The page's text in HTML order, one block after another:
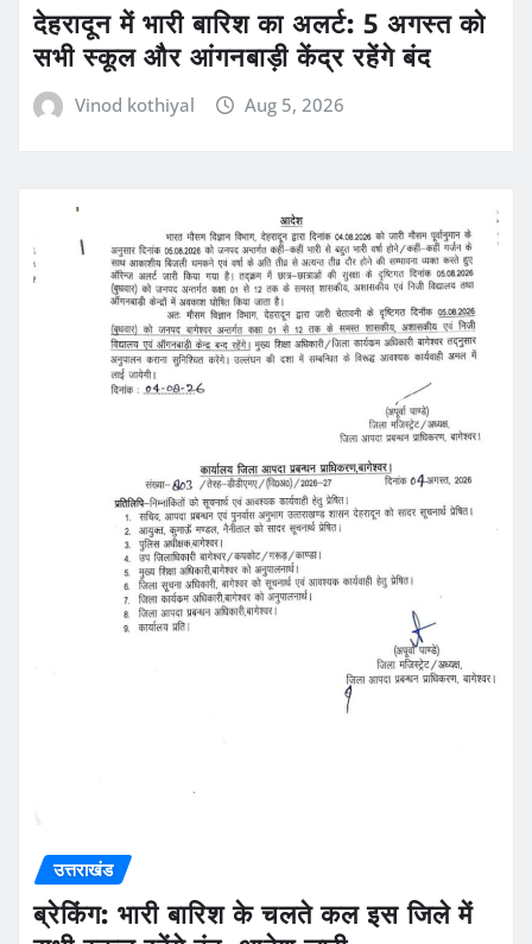
देहरादून में भारी बारिश का अलर्ट: 5 अगस्त को
सभी स्कूल और आंगनबाड़ी केंद्र रहेंगे बंद
Vinod kothiyal Aug 5, 2026
उत्तराखंड
ब्रेकिंग: भारी बारिश के चलते कल इस जिले में